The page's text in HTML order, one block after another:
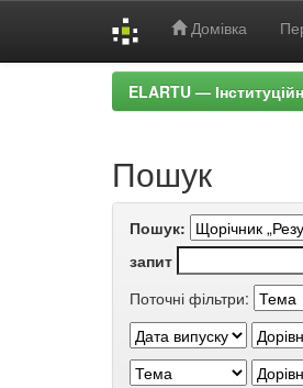
Домівка
ELARTU —
Пошук
Пошук:
запит
Поточні фільтри: